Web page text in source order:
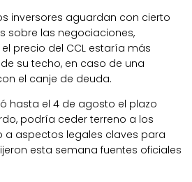
inversores aguardan con cierto
sobre las negociaciones,
precio del CCL estaría más
su techo, en caso de una
el canje de deuda.
hasta el 4 de agosto el plazo
podría ceder terreno a los
a aspectos legales claves para
esta semana fuentes oficiales